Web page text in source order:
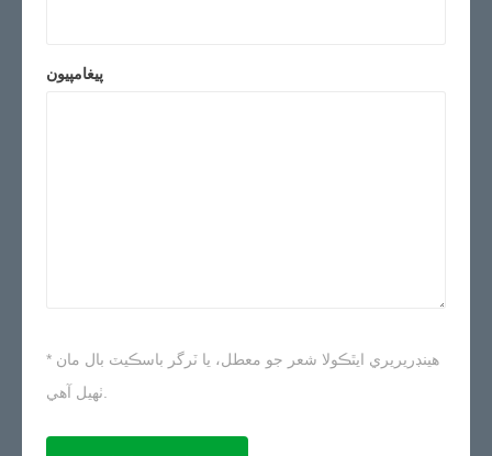
پيغامپيون
* هينڊريريري ايٿڪولا شعر جو معطل، يا ٽرگر باسڪيٽ بال مان
ٺهيل آهي.